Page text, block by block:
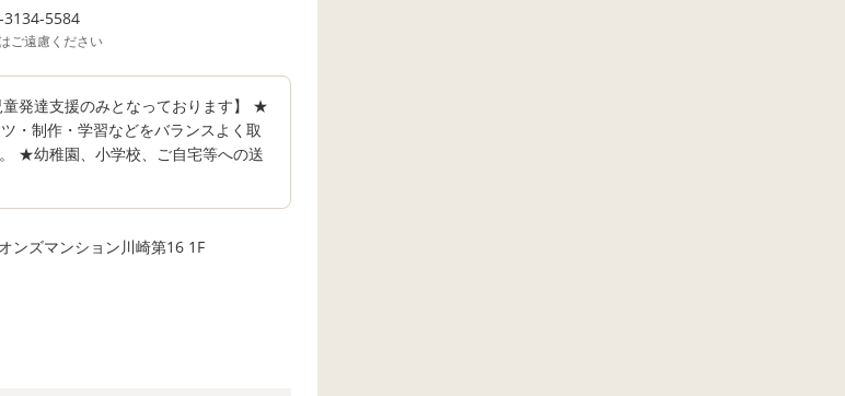
3134-5584
ご遠慮ください
発達支援のみとなっております】 ★
・制作・学習などをバランスよく取
★幼稚園、小学校、ご自宅等への送
ズマンション川崎第16 1F